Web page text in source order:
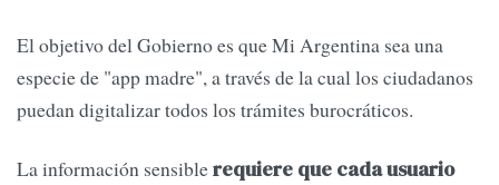
El objetivo del Gobierno es que Mi Argentina sea una
especie de "app madre", a través de la cual los ciudadanos
puedan digitalizar todos los trámites burocráticos.
La información sensiblerequiere que cada usuario